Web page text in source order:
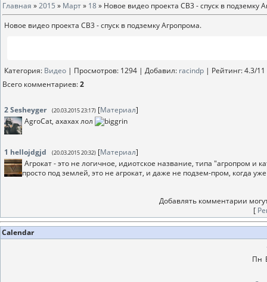
Главная »2015 » Март» 18» Новое видео проекта СВ3 - спуск в подземку
Новое видео проекта СВ3 - спуск в подземку Агропрома.
Категория: Видео | Просмотров: 1294 | Добавил: racindp | Рейтинг:4.3/11
Всего комментариев:2
2Sesheyger (20.03.2015 23:17) [Материал]
AgroCat, ахахах лол
1 hellojdgjd (20.03.2015 20:32) [Материал]
Агрокат - это не логичное, идиотское название, типа "агропром и
просто под землей, это не агрокат, и даже не подзем-пром, когда
Добавлять комментарии
[
Calendar
Пн